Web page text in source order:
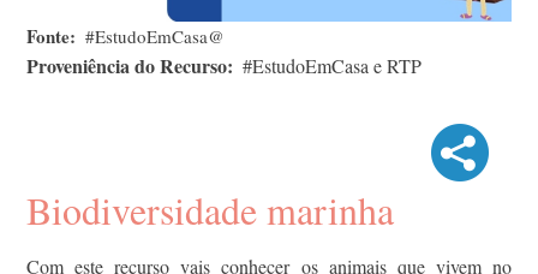
Fonte #EstudoEmCasa@
Proveniência do Recurso #EstudoEmCasa e RTP
Biodiversidade marinha
Com este recurso vais conhecer os animais que vivem no